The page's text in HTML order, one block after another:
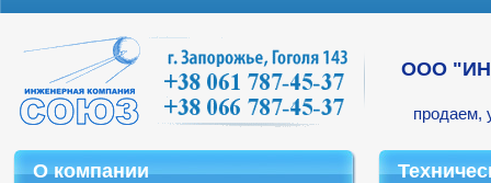
ООО
продаем,
О компании